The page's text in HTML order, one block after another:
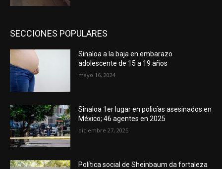
SECCIONES POPULARES
Sinaloa a la baja en embarazo
adolescente de 15 a 19 años
mayo 16, 2024
Sinaloa 1er lugar en policías asesinados en
México; 46 agentes en 2025
diciembre 27, 2025
Política social de Sheinbaum da fortaleza